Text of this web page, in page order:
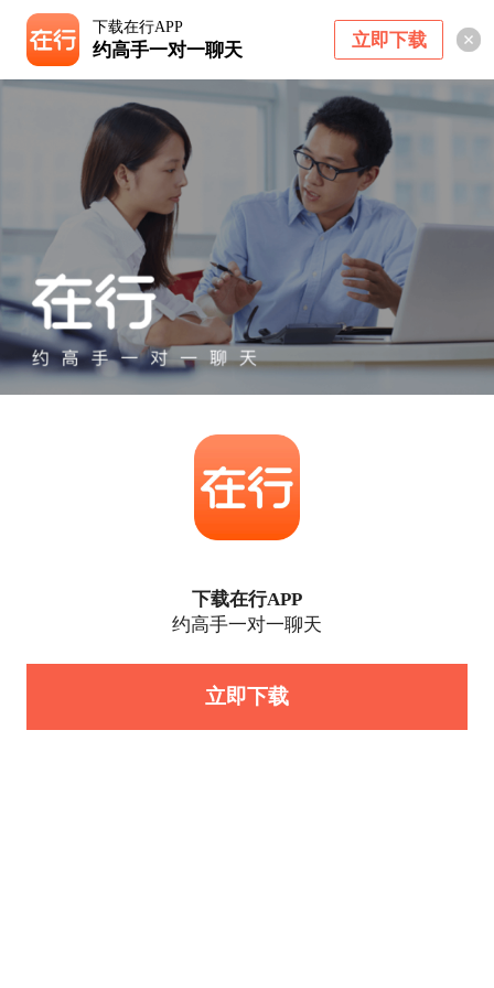
下载在行APP
约高手一对一聊天 立即下载
下载在行APP
约高手一对一聊天
立即下载